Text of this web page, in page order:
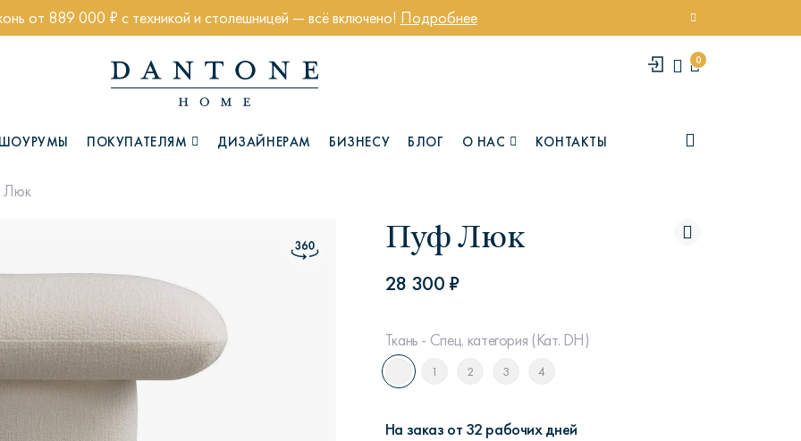
от 889 000 ₽ с техникой и столешницей — всё включено! Подробнее
0
ШОУРУМЫ ПОКУПАТЕЛЯМ ДИЗАЙНЕРАМ БИЗНЕСУ БЛОГ О НАС КОНТАКТЫ
Глазго Челси
Люк
Пуф Люк
28 300 ₽
Ткань - Спец. категория (Кат. DH)
1 2 3 4
На заказ от 32 рабочих дней